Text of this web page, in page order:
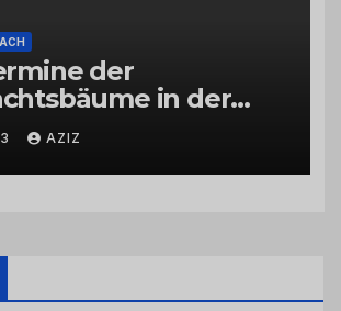
der
in der
und in den
AZIZ